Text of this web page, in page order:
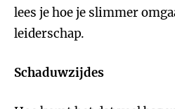
lees je hoe je slimmer
leiderschap.
Schaduwzijdes